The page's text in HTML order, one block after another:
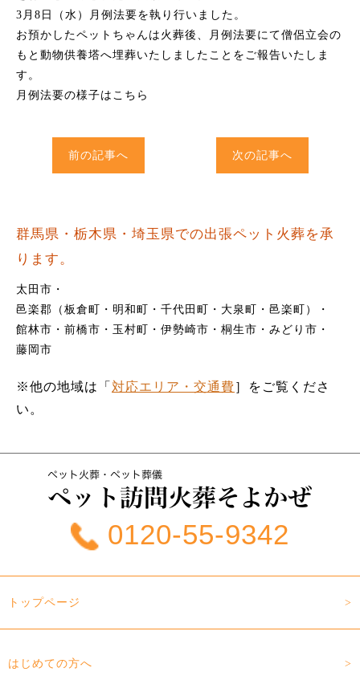
3月8日（水）月例法要を執り行いました。
お預かしたペットちゃんは火葬後、月例法要にて僧侶立会の
もと動物供養塔へ埋葬いたしましたことをご報告いたしま
す。
月例法要の様子はこちら
前の記事へ 次の記事へ
群馬県・栃木県・埼玉県での出張ペット火葬を承
ります。
太田市
邑楽郡（板倉町・明和町・千代田町・大泉町・邑楽町）
館林市
前橋市 玉村町 伊勢崎市 桐生市
みどり市
藤岡市
※他の地域は「 対応エリア・交通費］をご覧くださ
い。
0120-55-9342
トップページ
はじめての方へ